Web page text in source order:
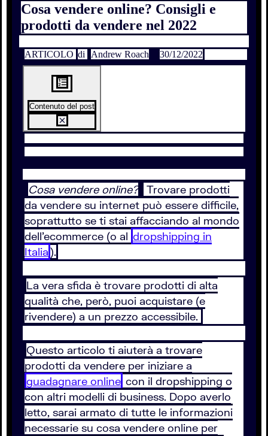
Cosa vendere online? Consigli e
prodotti da vendere nel 2022
ARTICOLO di Andrew Roach 30/12/2022
Contenuto del post
Cosa vendere online?
Trovare prodotti
da vendere su internet può essere difficile,
soprattutto se ti stai affacciando al mondo
dell’ecommerce (o al dropshipping in
Italia).
La vera sfida è trovare prodotti di alta
qualità che, però, puoi acquistare (e
rivendere) a un prezzo accessibile.
Questo articolo ti aiuterà a trovare
prodotti da vendere per iniziare a
guadagnare online con il dropshipping o
con altri modelli di business. Dopo averlo
letto, sarai armato di tutte le informazioni
necessarie su cosa vendere online per